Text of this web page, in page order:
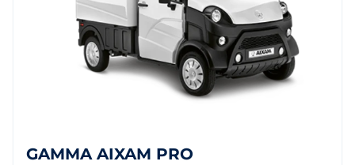
GAMMA AIXAM PRO